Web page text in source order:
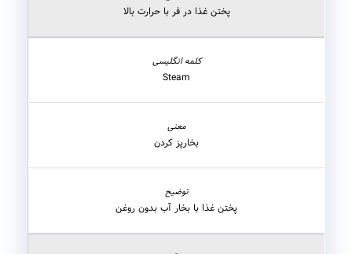
پختن غذا در فر با حرارت بالا
Steam
بخارپز کردن
پختن غذا با بخار آب بدون روغن